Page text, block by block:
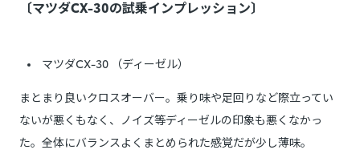
〔マツダCX-30の試乗インプレッション〕
マツダCX-30 （ディーゼル）
まとまり良いクロスオーバー。乗り味や足回りなど際立ってい
ないが悪くもなく、ノイズ等ディーゼルの印象も悪くなかっ
た。全体にバランスよくまとめられた感覚だが少し薄味。